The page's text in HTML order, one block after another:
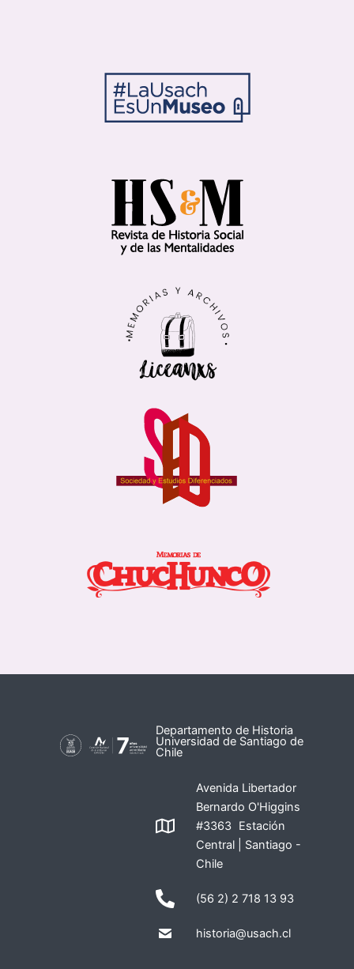
Departamento de Historia
Universidad de Santiago de
Chile
Avenida Libertador
Bernardo O'Higgins
#3363 Estación
Central | Santiago -
Chile
(56 2) 2 718 13 93
historia@usach.cl